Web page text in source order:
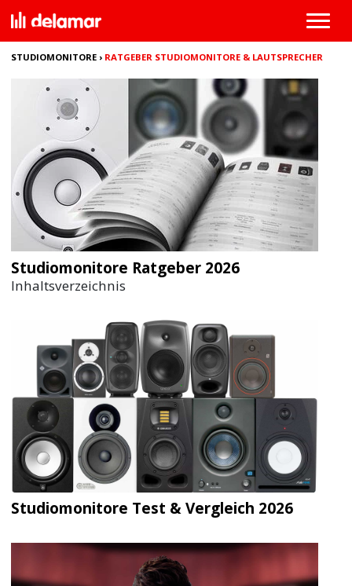
STUDIOMONITORE › RATGEBER STUDIOMONITORE & LAUTSPRECHER
Studiomonitore Ratgeber 2026
Inhaltsverzeichnis
Studiomonitore Test & Vergleich 2026